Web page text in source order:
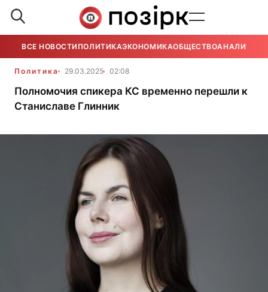
ВСЕ НОВОСТИ ПОЛИТИКАЭКОНОМИКАОБЩЕСТВОАНАЛИТИКА
Политика 29.03.2025 02:08
Полномочия спикера КС временно перешли к
Станиславе Глинник